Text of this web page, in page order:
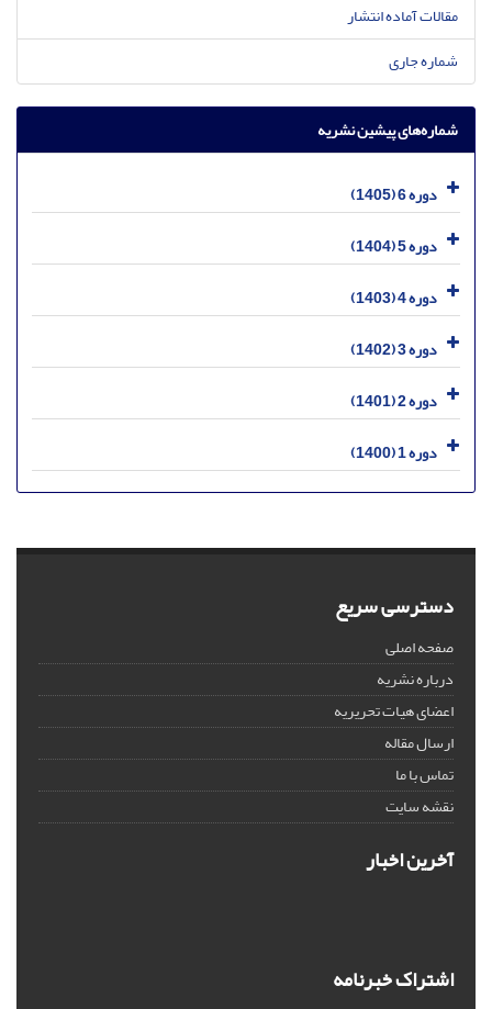
مقالات آماده انتشار
شماره جاری
شماره‌های پیشین نشریه
دوره 6 (1405)
دوره 5 (1404)
دوره 4 (1403)
دوره 3 (1402)
دوره 2 (1401)
دوره 1 (1400)
دسترسی سریع
صفحه اصلی
درباره نشریه
اعضای هیات تحریریه
ارسال مقاله
تماس با ما
نقشه سایت
آخرین اخبار
اشتراک خبرنامه